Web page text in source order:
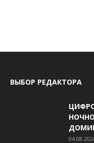
ВЫБОР РЕДАКТОРА